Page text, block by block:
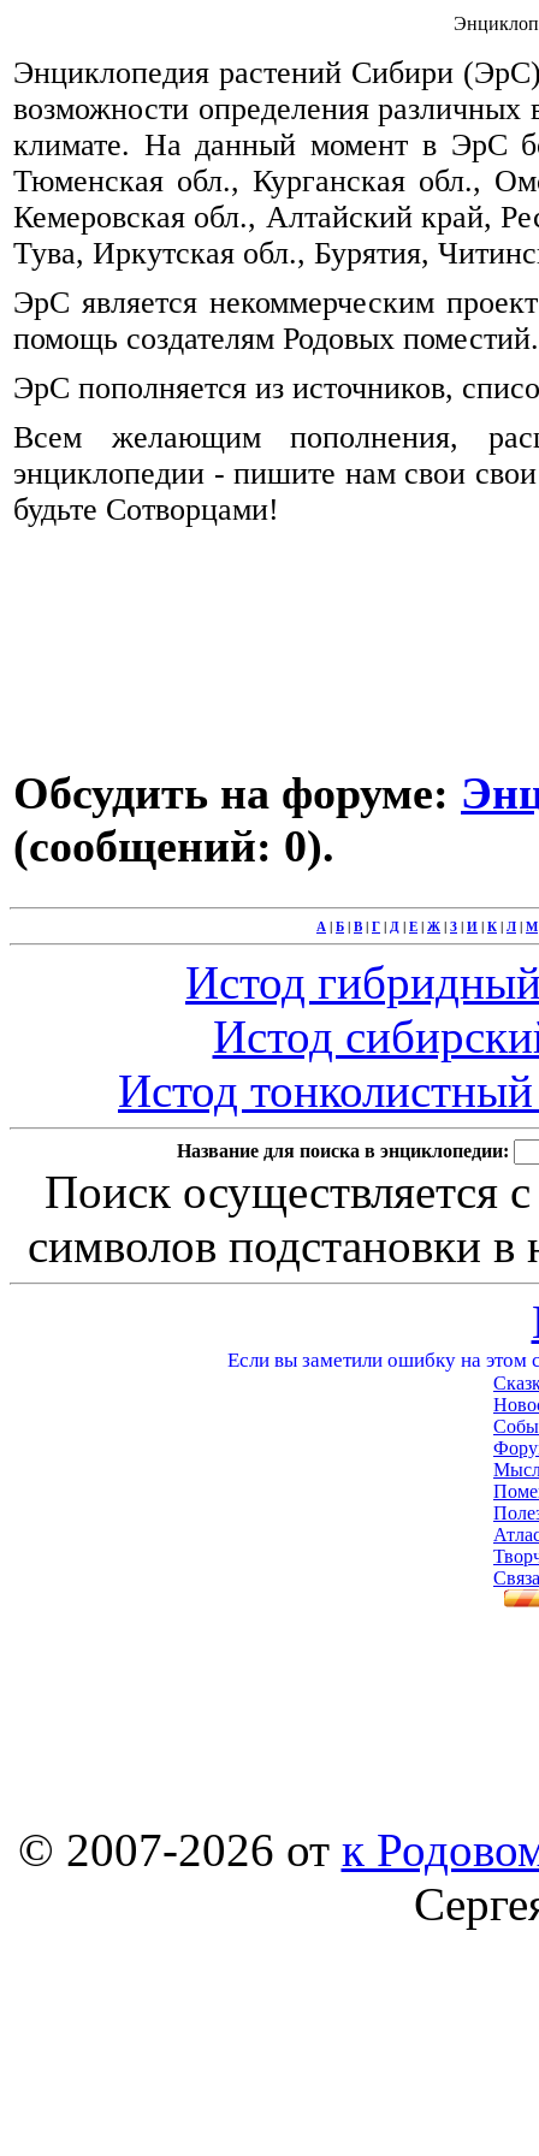
Энциклопедия растений Сибири (ЭрС)
возможности определения
климате. На данный момент в ЭрС
Тюменская обл., Курганская обл.,
Кемеровская обл., Алтайский край,
Тува, Иркутская обл., Бурятия,
ЭрС является некоммерческим
помощь создателям Родовых поместий.
ЭрС пополняется из источников,
Всем желающим пополнения,
энциклопедии - пишите нам свои
будьте Сотворцами!
Обсудить на форуме:
(сообщений: 0).
А | Б | В | Г | Д | Е | Ж | З | И | К | Л | М
Истод
Истод
Истод
Название для поиска в энциклопедии:
Поиск осуществляется
символов подстановки в
Если вы заметили ошибку на этом
© 2007-2026 от к